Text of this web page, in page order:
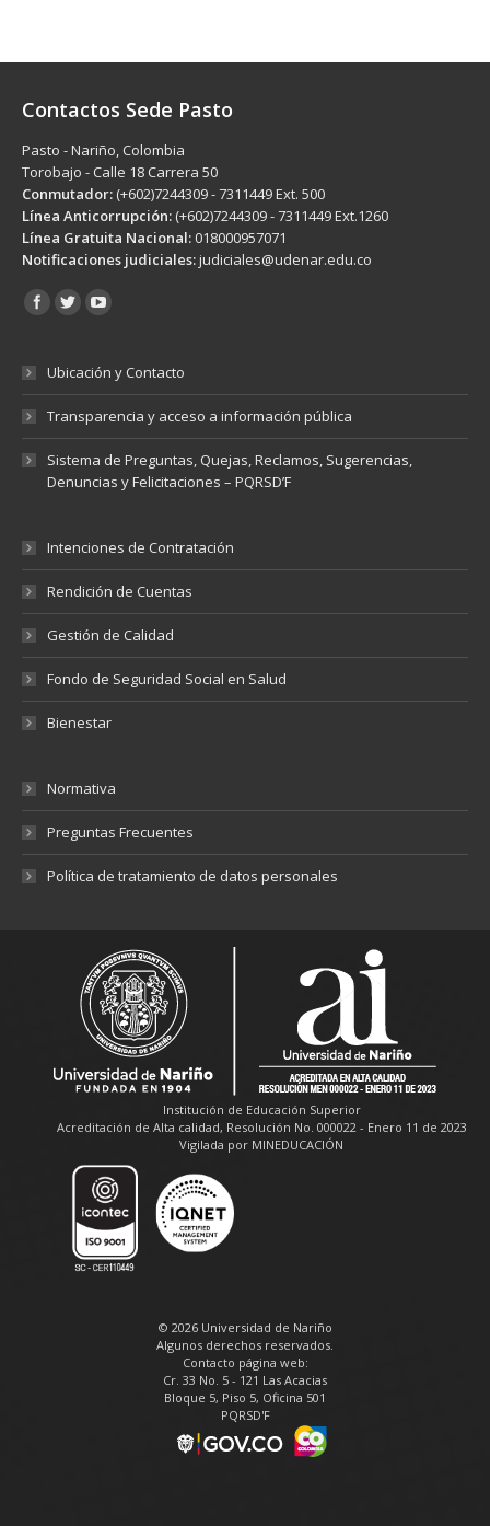
Contactos Sede Pasto
Pasto - Nariño, Colombia
Torobajo - Calle 18 Carrera 50
Conmutador: (+602)7244309 - 7311449 Ext. 500
Línea Anticorrupción: (+602)7244309 - 7311449 Ext.1260
Línea Gratuita Nacional: 018000957071
Notificaciones judiciales:judiciales@udenar.edu.co
Encuéntranos en:
Ubicación y Contacto
Transparencia y acceso a información pública
Sistema de Preguntas, Quejas, Reclamos, Sugerencias,
Denuncias y Felicitaciones – PQRSD’F
Intenciones de Contratación
Rendición de Cuentas
Gestión de Calidad
Fondo de Seguridad Social en Salud
Bienestar
Normativa
Preguntas Frecuentes
Política de tratamiento de datos personales
Institución de Educación Superior
Acreditación de Alta calidad, Resolución No. 000022 - Enero 11 de 2023
Vigilada por MINEDUCACIÓN
© 2026 Universidad de Nariño
Algunos derechos reservados.
Contacto página web:
Cr. 33 No. 5 - 121 Las Acacias
Bloque 5, Piso 5, Oficina 501
PQRSD'F